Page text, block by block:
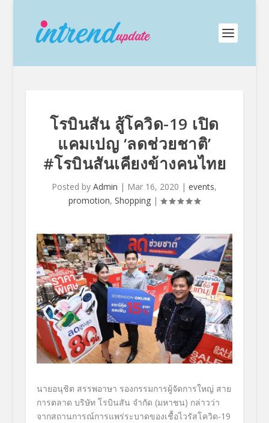
โรบินสัน สู้โควิด-19 เปิด
แคมเปญ ‘ลดช่วยชาติ’
#โรบินสันเคียงข้างคนไทย
Posted byAdmin | Mar 16, 2020 |events,
promotion,Shopping |
นายอนุชิต สรรพอาษา รองกรรมการผู้จัดการใหญ่ สาย
การตลาด บริษัท โรบินสัน จำกัด (มหาชน) กล่าวว่า
จากสถานการณ์การแพร่ระบาดของเชื้อไวรัสโควิด-19